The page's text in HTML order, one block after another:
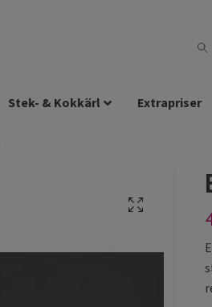
Stek- & Kokkärl Extrapriser